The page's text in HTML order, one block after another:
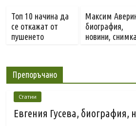
Топ 10 начина да
се откажат от
пушенето
Максим
биография,
новини, снимка
Препоръчано
Статии
Евгения Гусева, биография,